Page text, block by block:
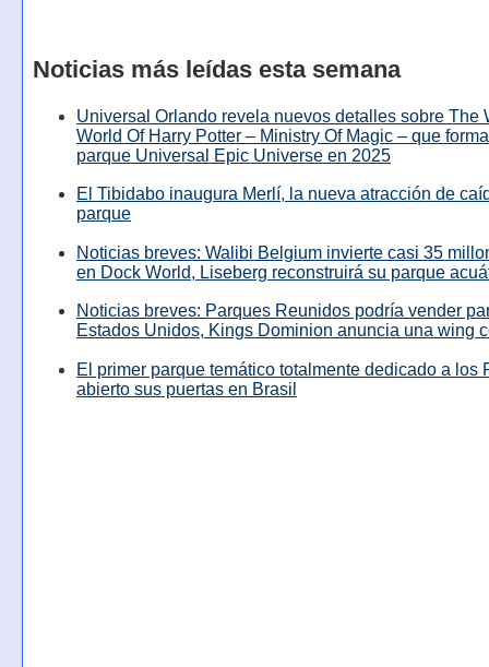
Noticias más leídas esta semana
Universal Orlando revela nuevos detalles sobre The
World Of Harry Potter – Ministry Of Magic – que
parque Universal Epic Universe en 2025
El Tibidabo inaugura Merlí, la nueva atracción de
parque
Noticias breves: Walibi Belgium invierte casi 35
en Dock World, Liseberg reconstruirá su parque
Noticias breves: Parques Reunidos podría vender
Estados Unidos, Kings Dominion anuncia una wing
El primer parque temático totalmente dedicado a los
abierto sus puertas en Brasil